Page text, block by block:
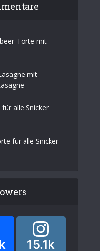
Torte mit
mit
alle Snicker
für alle Snicker
15.1k